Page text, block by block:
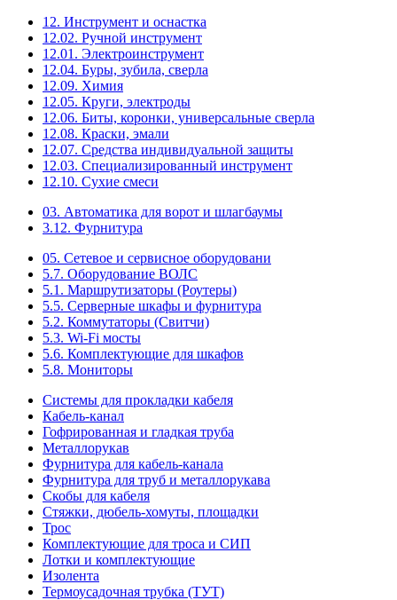
12. Инструмент и оснастка
12.02. Ручной инструмент
12.01. Электроинструмент
12.04. Буры, зубила, сверла
12.09. Химия
12.05. Круги, электроды
12.06. Биты, коронки, универсальные сверла
12.08. Краски, эмали
12.07. Средства индивидуальной защиты
12.03. Специализированный инструмент
12.10. Сухие смеси
03. Автоматика для ворот и шлагбаумы
3.12. Фурнитура
05. Сетевое и сервисное оборудовани
5.7. Оборудование ВОЛС
5.1. Маршрутизаторы (Роутеры)
5.5. Серверные шкафы и фурнитура
5.2. Коммутаторы (Свитчи)
5.3. Wi-Fi мосты
5.6. Комплектующие для шкафов
5.8. Мониторы
Системы для прокладки кабеля
Кабель-канал
Гофрированная и гладкая труба
Металлорукав
Фурнитура для кабель-канала
Фурнитура для труб и металлорукава
Скобы для кабеля
Стяжки, дюбель-хомуты, площадки
Трос
Комплектующие для троса и СИП
Лотки и комплектующие
Изолента
Термоусадочная трубка (ТУТ)